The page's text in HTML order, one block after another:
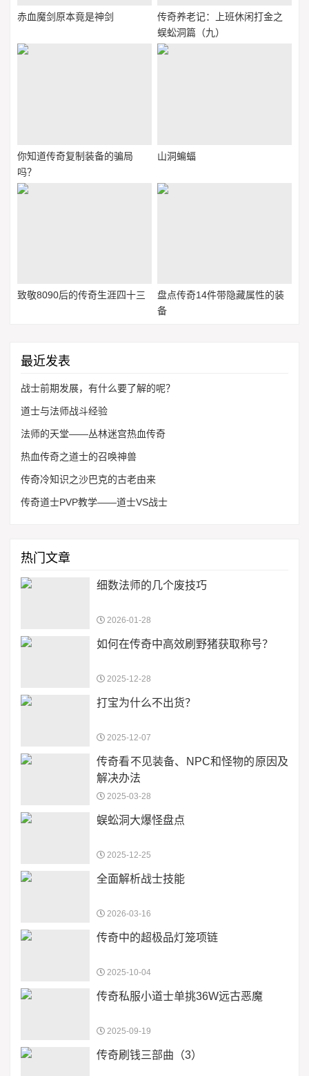
赤血魔剑原本竟是神剑
传奇养老记：上班休闲打金之
蜈蚣洞篇（九）
你知道传奇复制装备的骗局
吗？
山洞蝙蝠
致敬8090后的传奇生涯四十三
盘点传奇14件带隐藏属性的装
备
最近发表
战士前期发展，有什么要了解的呢？
道士与法师战斗经验
法师的天堂——丛林迷宫热血传奇
热血传奇之道士的召唤神兽
传奇冷知识之沙巴克的古老由来
传奇道士PVP教学——道士VS战士
热门文章
细数法师的几个废技巧
2026-01-28
如何在传奇中高效刷野猪获取称号？
2025-12-28
打宝为什么不出货？
2025-12-07
传奇看不见装备、NPC和怪物的原因及
解决办法
2025-03-28
蜈蚣洞大爆怪盘点
2025-12-25
全面解析战士技能
2026-03-16
传奇中的超极品灯笼项链
2025-10-04
传奇私服小道士单挑36W远古恶魔
2025-09-19
传奇刷钱三部曲（3）